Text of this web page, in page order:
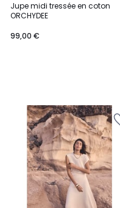
Jupe midi tressée en coton
ORCHYDEE
99,00 €